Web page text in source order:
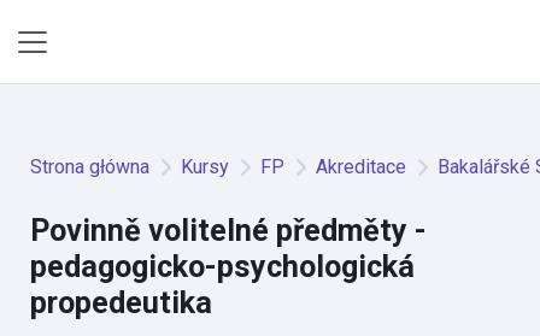
Strona główna Kursy FP Akreditace Bakalářské
Povinně volitelné předměty -
pedagogicko-psychologická
propedeutika